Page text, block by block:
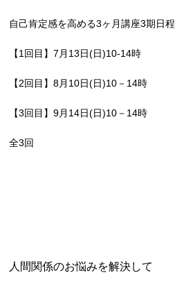
自己肯定感を高める3ヶ月講座3期日程
【1回目】7月13日(日)10‐14時
【2回目】8月10日(日)10－14時
【3回目】9月14日(日)10－14時
全3回
人間関係のお悩みを解決して